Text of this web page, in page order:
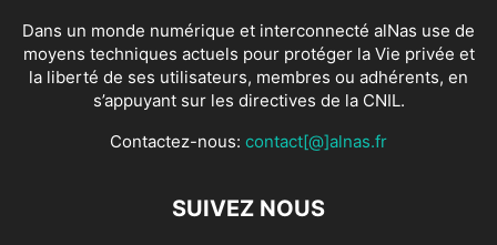
Dans un monde numérique et interconnecté alNas use de
moyens techniques actuels pour protéger la Vie privée et
la liberté de ses utilisateurs, membres ou adhérents, en
s’appuyant sur les directives de la CNIL.
Contactez-nous: contact[@]alnas.fr
SUIVEZ NOUS